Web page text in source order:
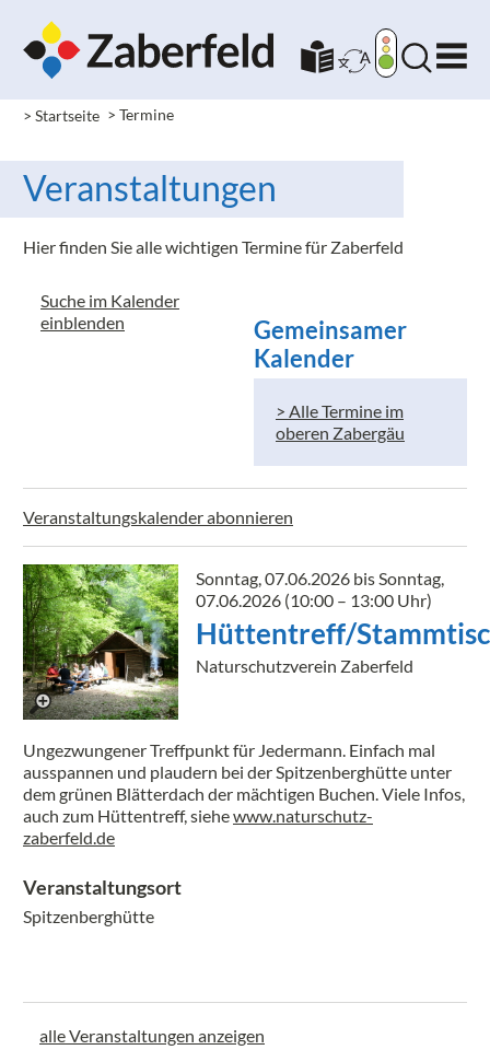
> Startseite > Termine
Veranstaltungen
Hier finden Sie alle wichtigen Termine für Zaberfeld
Suche im Kalender
einblenden
Gemeinsamer
Kalender
> Alle Termine im
oberen Zabergäu
Veranstaltungskalender abonnieren
Sonntag, 07.06.2026 bis Sonntag,
07.06.2026 (10:00 – 13:00 Uhr)
Hüttentreff/
Naturschutzverein Zaberfeld
Ungezwungener Treffpunkt für Jedermann. Einfach mal
ausspannen und plaudern bei der Spitzenberghütte unter
dem grünen Blätterdach der mächtigen Buchen. Viele Infos,
auch zum Hüttentreff, siehewww.naturschutz-
zaberfeld.de
Veranstaltungsort
Spitzenberghütte
alle Veranstaltungen anzeigen